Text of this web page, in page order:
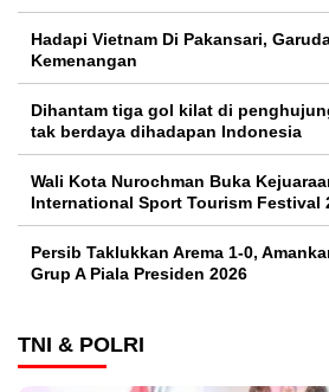
Hadapi Vietnam Di Pakansari,
Kemenangan
Dihantam tiga gol kilat di
tak berdaya dihadapan Indonesia
Wali Kota Nurochman Buka
International Sport Tourism Festival
Persib Taklukkan Arema 1-0,
Grup A Piala Presiden 2026
TNI & POLRI